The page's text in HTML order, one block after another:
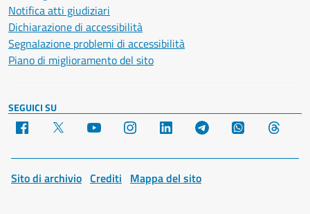
Notifica atti giudiziari
Dichiarazione di accessibilità
Segnalazione problemi di accessibilità
Piano di miglioramento del sito
SEGUICI SU
Facebook YouTube Instagram LinkedIn Telegram WhatsApp
Sito di archivio Crediti Mappa del sito